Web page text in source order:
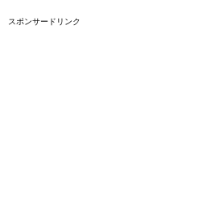
スポンサードリンク